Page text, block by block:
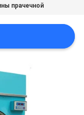
прачечной